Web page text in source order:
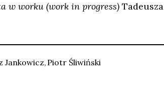
w worku (work in progress)Tadeusza
Jankowicz PiotrŚliwiński